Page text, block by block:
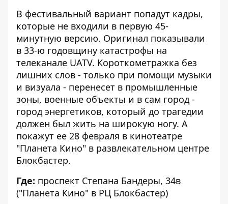
В фестивальный вариант попадут кадры,
которые не входили в первую 45-
минутную версию. Оригинал показывали
в 33-ю годовщину катастрофы на
телеканале UATV. Короткометражка без
лишних слов - только при помощи музыки
и визуала - перенесет в промышленные
зоны, военные объекты и в сам город -
город энергетиков, который до трагедии
должен был жить на широкую ногу. А
покажут ее 28 февраля в кинотеатре
"Планета Кино" в развлекательном центре
Блокбастер.
Где: проспект Степана Бандеры, 34в
("Планета Кино" в РЦ Блокбастер)